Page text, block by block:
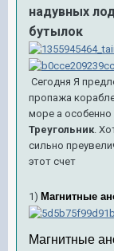
надувных
бутылок
Сегодня Я
пропажа
море а
Треугольник .
сильно
этот счет
1) Магнитные
Магнитные